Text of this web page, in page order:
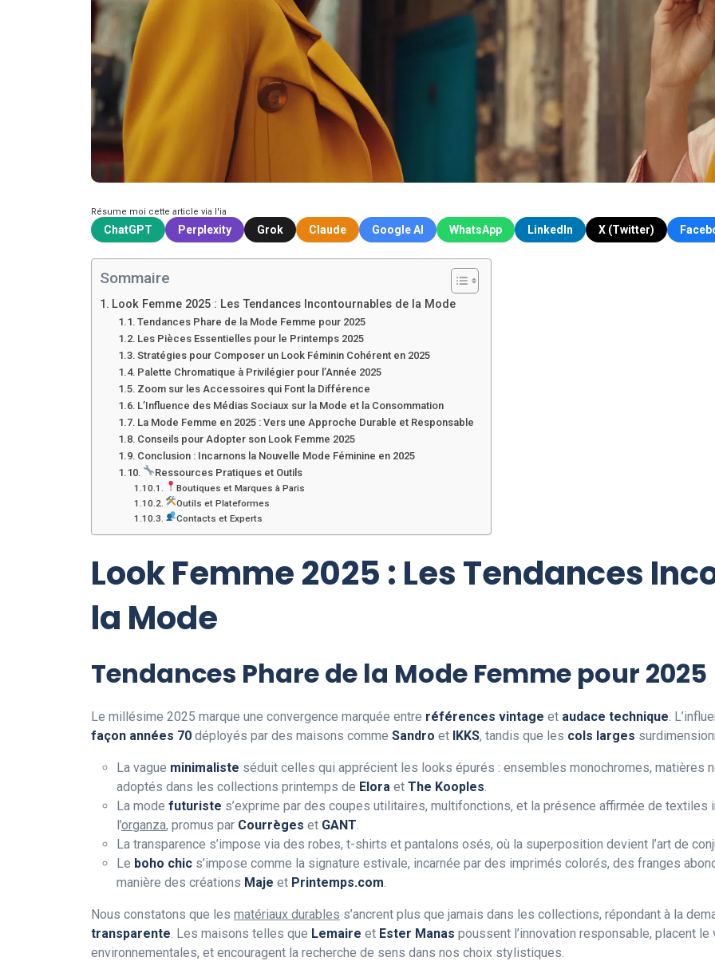
Résume moi cette article via l'ia
ChatGPT Perplexity Grok Claude Google AI WhatsApp LinkedIn X (Twitter)
Sommaire
Look Femme 2025 : Les Tendances Incontournables de la Mode
Tendances Phare de la Mode Femme pour 2025
Les Pièces Essentielles pour le Printemps 2025
Stratégies pour Composer un Look Féminin Cohérent en 2025
Palette Chromatique à Privilégier pour l’Année 2025
Zoom sur les Accessoires qui Font la Différence
L’Influence des Médias Sociaux sur la Mode et la Consommation
La Mode Femme en 2025 : Vers une Approche Durable et Responsable
Conseils pour Adopter son Look Femme 2025
Conclusion : Incarnons la Nouvelle Mode Féminine en 2025
Ressources Pratiques et Outils
Boutiques et Marques à Paris
Outils et Plateformes
Contacts et Experts
Look Femme 2025 : Les Tendances
la Mode
Tendances Phare de la Mode Femme pour 2025
Le millésime 2025 marque une convergence marquée entre références vintage et audace technique.
façon années 70 déployés par des maisons comme Sandro et IKKS, tandis que les cols larges
La vague minimaliste séduit celles qui apprécient les looks épurés : ensembles monochromes, matières
adoptés dans les collections printemps de Elora et The Kooples.
La mode futuriste s’exprime par des coupes utilitaires, multifonctions, et la présence affirmée de textiles
l’organza, promus par Courrèges et GANT.
La transparence s’impose via des robes, t-shirts et pantalons osés, où la superposition devient l’art de
Le boho chic s’impose comme la signature estivale, incarnée par des imprimés colorés, des franges
manière des créations Maje et Printemps.com.
Nous constatons que les matériaux durables s’ancrent plus que jamais dans les collections, répondant à la
transparente. Les maisons telles que Lemaire et Ester Manas poussent l’innovation responsable, placent
environnementales, et encouragent la recherche de sens dans nos choix stylistiques.